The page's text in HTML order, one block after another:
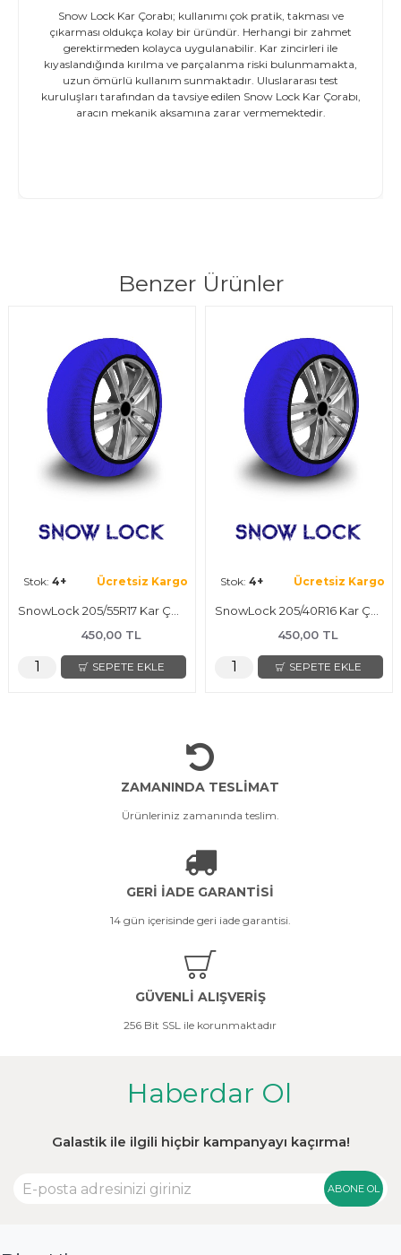
Snow Lock Kar Çorabı; kullanımı çok pratik, takması ve
çıkarması oldukça kolay bir üründür. Herhangi bir zahmet
gerektirmeden kolayca uygulanabilir. Kar zincirleri ile
kıyaslandığında kırılma ve parçalanma riski bulunmamakta,
uzun ömürlü kullanım sunmaktadır. Uluslararası test
kuruluşları tarafından da tavsiye edilen Snow Lock Kar Çorabı,
aracın mekanik aksamına zarar vermemektedir.
Benzer Ürünler
Stok: 4+ Ücretsiz Kargo
450,00 TL
SEPETE EKLE
Stok: 4+ Ücretsiz Kargo
450,00 TL
SEPETE EKLE
ZAMANINDA TESLİMAT
Ürünleriniz zamanında teslim.
GERİ İADE GARANTİSİ
14 gün içerisinde geri iade garantisi.
GÜVENLİ ALIŞVERİŞ
256 Bit SSL ile korunmaktadır
Haberdar Ol
Galastik ile ilgili hiçbir kampanyayı kaçırma!
ABONE OL